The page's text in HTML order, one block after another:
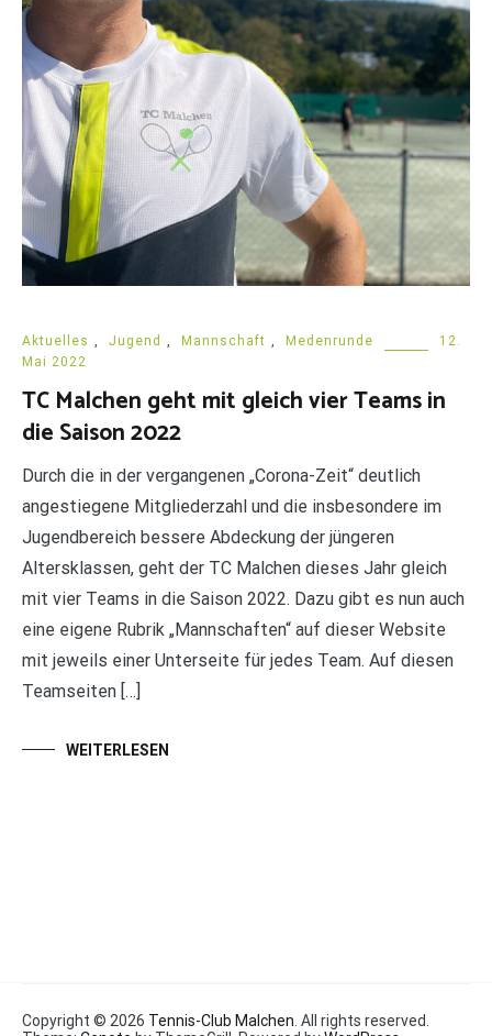
Aktuelles , Jugend , Mannschaft , Medenrunde
12.
Mai 2022
TC Malchen geht mit gleich vier Teams in
die Saison 2022
Durch die in der vergangenen „Corona-Zeit“ deutlich
angestiegene Mitgliederzahl und die insbesondere im
Jugendbereich bessere Abdeckung der jüngeren
Altersklassen, geht der TC Malchen dieses Jahr gleich
mit vier Teams in die Saison 2022. Dazu gibt es nun auch
eine eigene Rubrik „Mannschaften“ auf dieser Website
mit jeweils einer Unterseite für jedes Team. Auf diesen
Teamseiten […]
WEITERLESEN
Copyright © 2026 Tennis-Club Malchen . All rights reserved.